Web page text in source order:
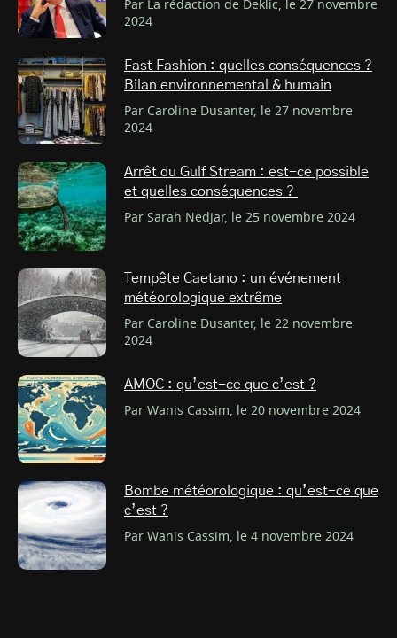
Par La rédaction de Deklic, le 27 novembre
2024
Fast Fashion : quelles conséquences ?
Bilan environnemental & humain
Par Caroline Dusanter, le 27 novembre
2024
Arrêt du Gulf Stream : est-ce possible
et quelles conséquences ?
Par Sarah Nedjar, le 25 novembre 2024
Tempête Caetano : un événement
météorologique extrême
Par Caroline Dusanter, le 22 novembre
2024
AMOC : qu’est-ce que c’est ?
Par Wanis Cassim, le 20 novembre 2024
Bombe météorologique : qu’est-ce que
c’est ?
Par Wanis Cassim, le 4 novembre 2024